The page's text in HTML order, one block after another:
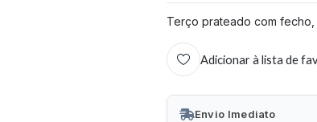
Terço prateado com fecho,
Adicionar à lista de
Envio Imediato